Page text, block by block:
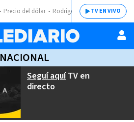
Precio del dólar Rodrigo ChavesTV EN VIVO
NACIONAL
Seguí aquíTV en
directo